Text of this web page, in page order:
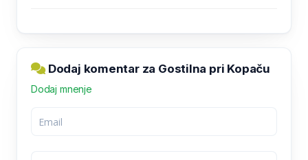
Dodaj komentar za Gostilna pri Kopaču
Dodaj mnenje